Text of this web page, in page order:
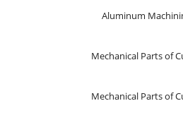
Aluminum
Mechanical Parts of
Mechanical Parts of